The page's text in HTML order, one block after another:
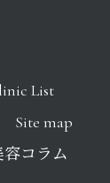
List
Site map
容コラム